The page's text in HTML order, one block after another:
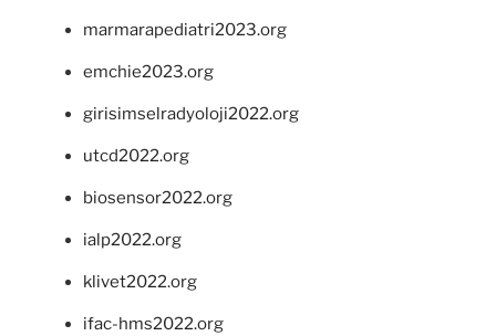
marmarapediatri2023.org
emchie2023.org
girisimselradyoloji2022.org
utcd2022.org
biosensor2022.org
ialp2022.org
klivet2022.org
ifac-hms2022.org